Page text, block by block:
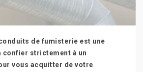
de fumisterie est une
confier strictement à un
vous acquitter de votre